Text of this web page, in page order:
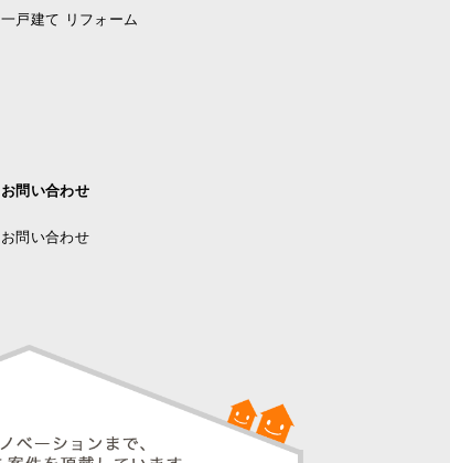
一戸建て リフォーム
お問い合わせ
お問い合わせ